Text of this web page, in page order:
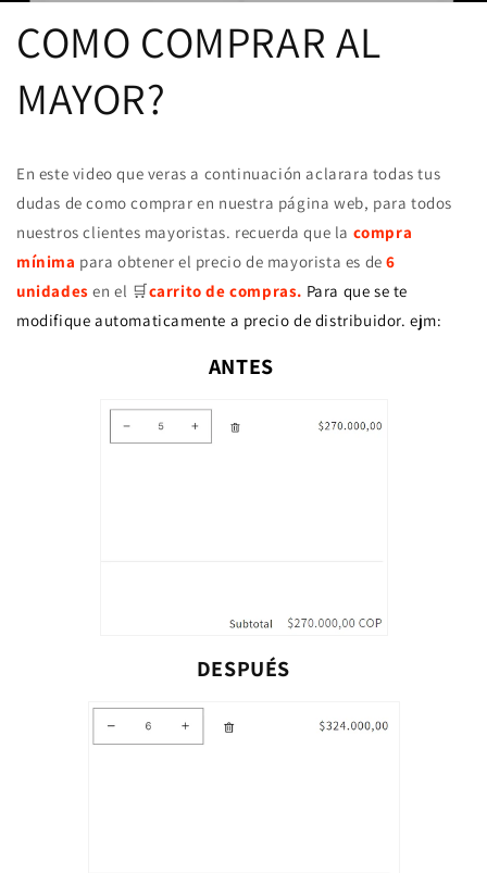
COMO COMPRAR AL
MAYOR?
En este video que veras a continuación aclarara todas tus
dudas de como comprar en nuestra página web, para todos
nuestros clientes mayoristas. recuerda que la compra
mínima para obtener el precio de mayorista es de6
unidades en el 🛒carrito de compras. Para que se te
modifique automaticamente a precio de distribuidor. ejm:
ANTES
DESPUÉS